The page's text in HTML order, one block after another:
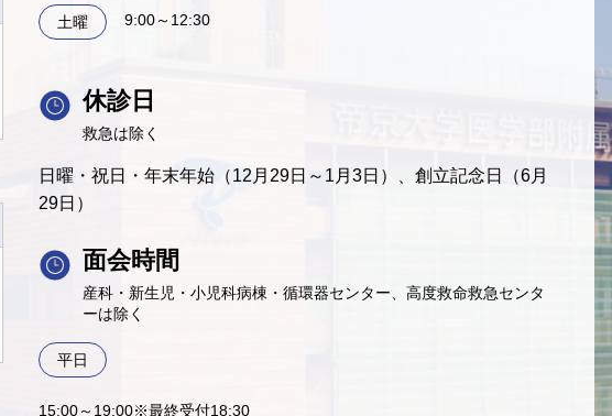
土曜 9:00～12:30
休診日
救急は除く
日曜・祝日・年末年始（12月29日～1月3日）、創立記念日（6月
29日）
面会時間
産科・新生児・小児科病棟・循環器センター、高度救命救急センタ
ーは除く
平日
15:00～19:00※最終受付18:30